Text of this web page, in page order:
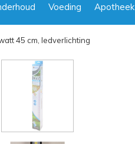
Voeding Apotheek
45 cm, ledverlichting